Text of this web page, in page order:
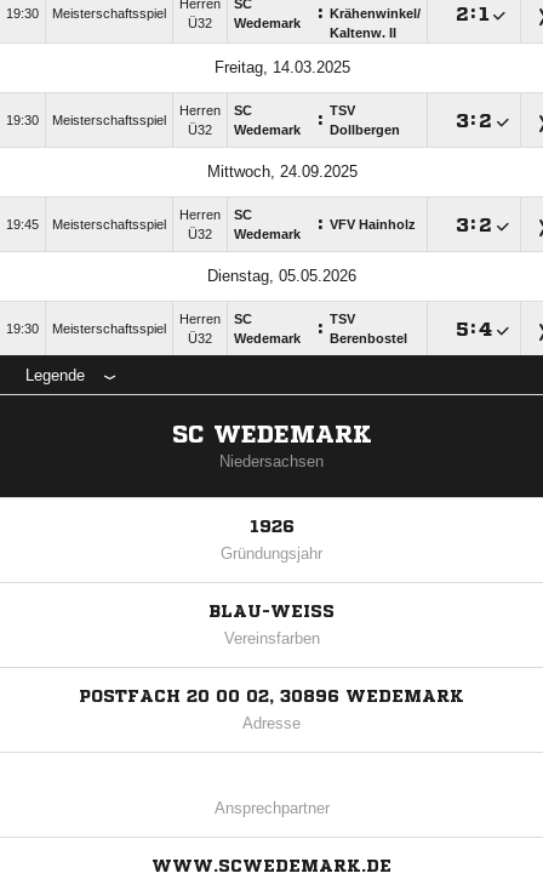
19:30 Meisterschaftsspiel
Herren
Ü32
SC
Wedemark
:
Krähenwinkel/​
Kaltenw. II
:
Freitag, 14.03.2025
19:30 Meisterschaftsspiel
Herren
Ü32
SC
Wedemark
: TSV
Dollbergen
: 
Mittwoch, 24.09.2025
19:45 Meisterschaftsspiel
Herren
Ü32
SC
Wedemark
: VFV Hainholz : 
Dienstag, 05.05.2026
19:30 Meisterschaftsspiel
Herren
Ü32
SC
Wedemark
: TSV
Berenbostel
:
Legende
SC WEDEMARK
Niedersachsen
1926
Gründungsjahr
BLAU-WEISS
Vereinsfarben
POSTFACH 20 00 02, 30896 WEDEMARK
Adresse
Ansprechpartner
WWW.SCWEDEMARK.DE